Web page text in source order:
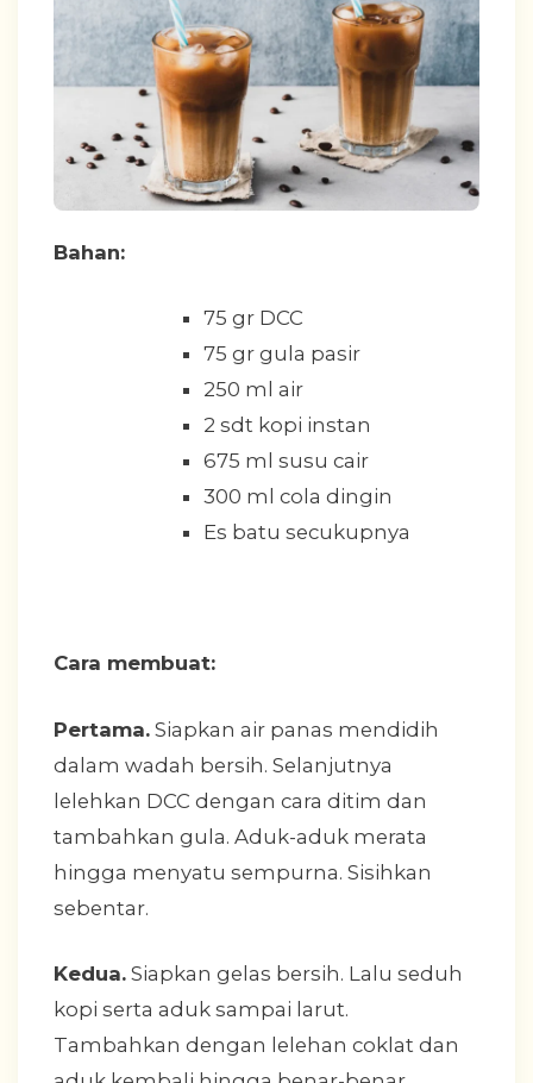
Bahan:
75 gr DCC
75 gr gula pasir
250 ml air
2 sdt kopi instan
675 ml susu cair
300 ml cola dingin
Es batu secukupnya
Cara membuat:
Pertama. Siapkan air panas mendidih
dalam wadah bersih. Selanjutnya
lelehkan DCC dengan cara ditim dan
tambahkan gula. Aduk-aduk merata
hingga menyatu sempurna. Sisihkan
sebentar.
Kedua. Siapkan gelas bersih. Lalu seduh
kopi serta aduk sampai larut.
Tambahkan dengan lelehan coklat dan